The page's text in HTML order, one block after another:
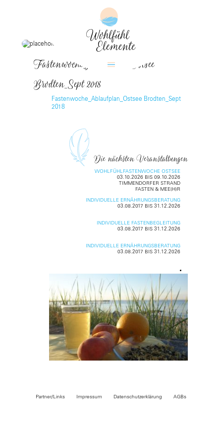
Fastenwoche_Ablaufplan_Ostsee
Brodten_Sept 2018
Fastenwoche_Ablaufplan_Ostsee Brodten_Sept
2018
Die nächsten Veranstaltungen
WOHLFÜHLFASTENWOCHE OSTSEE
03.10.2026 BIS 09.10.2026
TIMMENDORFER STRAND
FASTEN & MEE(H)R
INDIVIDUELLE ERNÄHRUNGSBERATUNG
03.08.2017 BIS 31.12.2026
INDIVIDUELLE FASTENBEGLEITUNG
03.08.2017 BIS 31.12.2026
INDIVIDUELLE ERNÄHRUNGSBERATUNG
03.08.2017 BIS 31.12.2026
Partner/Links Impressum Datenschutzerklärung AGBs